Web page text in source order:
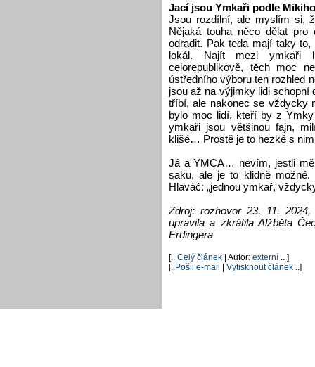
Jací jsou Ymkaři podle
Jsou rozdílní, ale myslím si,
Nějaká touha něco dělat
odradit. Pak teda mají taky
lokál. Najít mezi ymkaři
celorepublikově, těch moc
ústředního výboru ten rozhled
jsou až na výjimky lidi schopní
tříbí, ale nakonec se vždycky
bylo moc lidí, kteří by z
ymkaři jsou většinou fajn,
klišé… Prostě je to hezké s
Já a YMCA… nevím, jestli
saku, ale je to klidně
Hlaváč: „jednou ymkař,
Zdroj: rozhovor 23. 11.
upravila a zkrátila Alžběta
Erdingera
[.. Celý článek | Autor: externí .. ]
[.. Pošli e-mail | Vytisknout článek ..]